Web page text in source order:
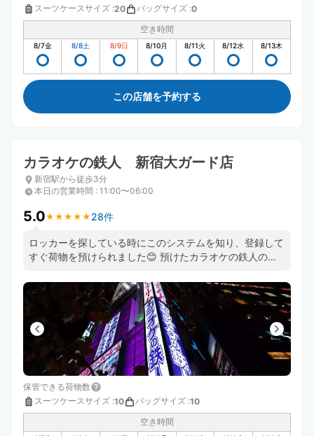
スーツケースサイズ :20 バッグサイズ :0
空き時間
8/7金 8/8土 8/9日 8/10月 8/11火 8/12水 8/13木
この店舗を予約する
カラオケの鉄人 新宿大ガード店
新宿駅から徒歩3分
本日の営業時間 : 11:00〜06:00
5.0★ ★ ★ ★ ★
★ ★ ★ ★ ★ 28件
ロッカーを探している時にこのシステムを知り、登録して
すぐ荷物を預けられました😊 預けたカラオケの鉄人のス
たら、また利用したいと思います❣️
保管できる荷物数
スーツケースサイズ :10 バッグサイズ :10
空き時間